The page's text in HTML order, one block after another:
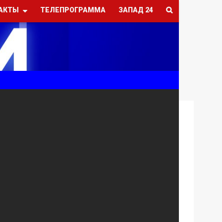
ТЕЛЕПРОГРАММА ЗАПАД 24